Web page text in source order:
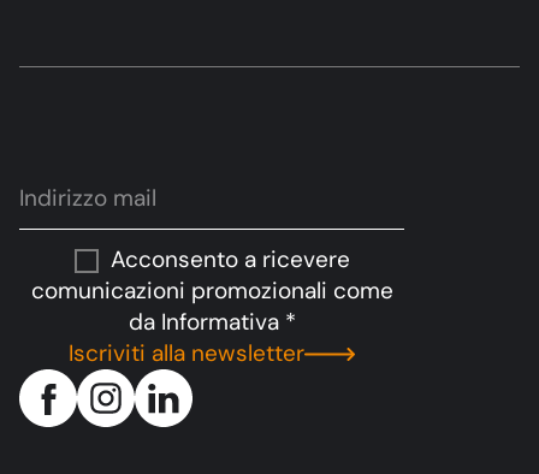
Acconsento a ricevere
comunicazioni promozionali come
da Informativa*
Iscriviti alla newsletter